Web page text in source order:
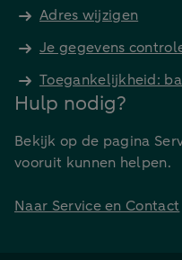
Adres wijzigen
Je gegevens
Toegankelijkheid:
Hulp nodig?
Bekijk op de pagina
vooruit kunnen helpen.
Naar Service en Contact